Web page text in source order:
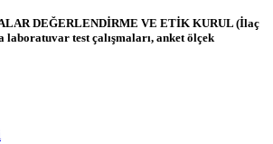
DEĞERLENDİRME VE ETİK KURUL (İlaç
laboratuvar test çalışmaları, anket ölçek